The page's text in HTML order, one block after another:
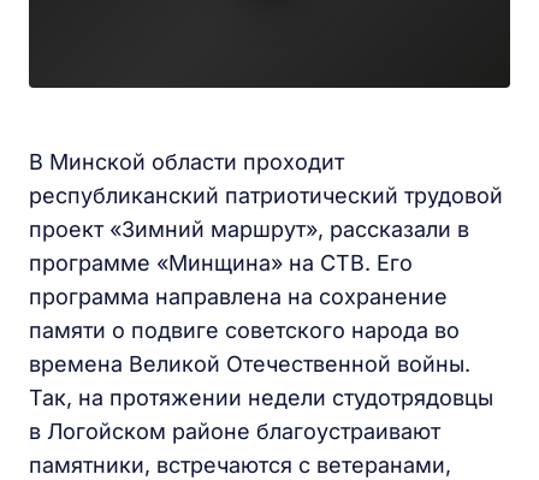
В Минской области проходит
республиканский патриотический трудовой
проект «Зимний маршрут», рассказали в
программе «Минщина» на СТВ. Его
программа направлена на сохранение
памяти о подвиге советского народа во
времена Великой Отечественной войны.
Так, на протяжении недели студотрядовцы
в Логойском районе благоустраивают
памятники, встречаются с ветеранами,